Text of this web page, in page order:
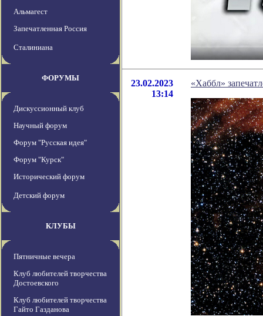
Альмагест
Запечатленная Россия
Сталиниана
ФОРУМЫ
Дискуссионный клуб
Научный форум
Форум "Русская идея"
Форум "Курск"
Исторический форум
Детский форум
КЛУБЫ
Пятничные вечера
Клуб любителей творчества
Достоевского
Клуб любителей творчества
Гайто Газданова
23.02.2023
13:14
«Хаббл»